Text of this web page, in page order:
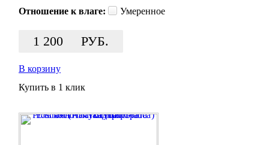
Отношение к влаге:
Умеренное
1 200 РУБ.
В корзину
Купить в 1 клик